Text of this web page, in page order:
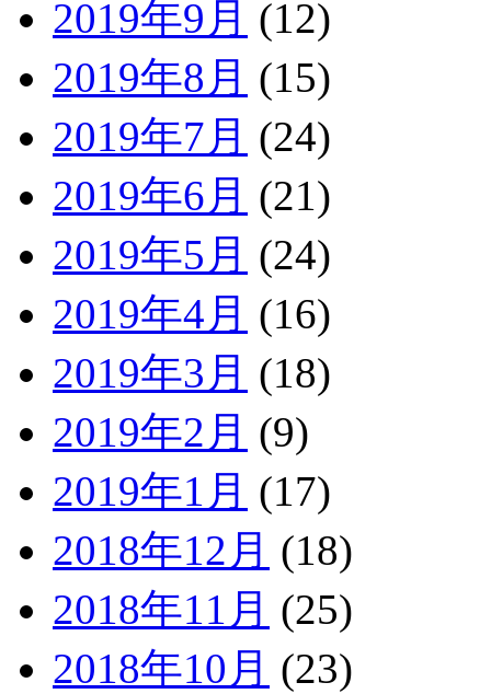
2019年9月 (12)
2019年8月 (15)
2019年7月 (24)
2019年6月 (21)
2019年5月 (24)
2019年4月 (16)
2019年3月 (18)
2019年2月 (9)
2019年1月 (17)
2018年12月 (18)
2018年11月 (25)
2018年10月 (23)